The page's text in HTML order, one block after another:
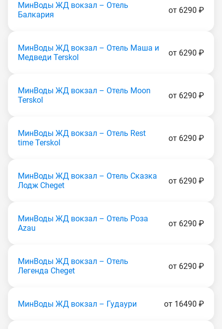
МинВоды ЖД вокзал – Отель
Балкария
от 6290 ₽
МинВоды ЖД вокзал – Отель Маша и
Медведи Теrskоl
от 6290 ₽
МинВоды ЖД вокзал – Отель Moon
Теrskоl
от 6290 ₽
МинВоды ЖД вокзал – Отель Rest
time Теrskоl
от 6290 ₽
МинВоды ЖД вокзал – Отель Сказка
Лодж Сhеgеt
от 6290 ₽
МинВоды ЖД вокзал – Отель Роза
Аzаu
от 6290 ₽
МинВоды ЖД вокзал – Отель
Легенда Сhеgеt
от 6290 ₽
МинВоды ЖД вокзал – Гудаури от 16490 ₽